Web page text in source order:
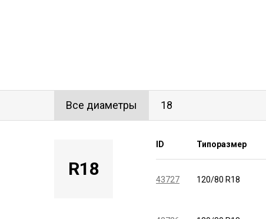
Все диаметры 18
R18
ID Типоразмер
43727 120/80 R18